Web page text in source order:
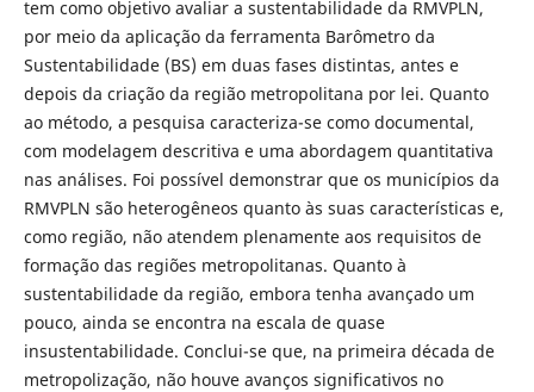
tem como objetivo avaliar a sustentabilidade da RMVPLN,
por meio da aplicação da ferramenta Barômetro da
Sustentabilidade (BS) em duas fases distintas, antes e
depois da criação da região metropolitana por lei. Quanto
ao método, a pesquisa caracteriza-se como documental,
com modelagem descritiva e uma abordagem quantitativa
nas análises. Foi possível demonstrar que os municípios da
RMVPLN são heterogêneos quanto às suas características e,
como região, não atendem plenamente aos requisitos de
formação das regiões metropolitanas. Quanto à
sustentabilidade da região, embora tenha avançado um
pouco, ainda se encontra na escala de quase
insustentabilidade. Conclui-se que, na primeira década de
metropolização, não houve avanços significativos no